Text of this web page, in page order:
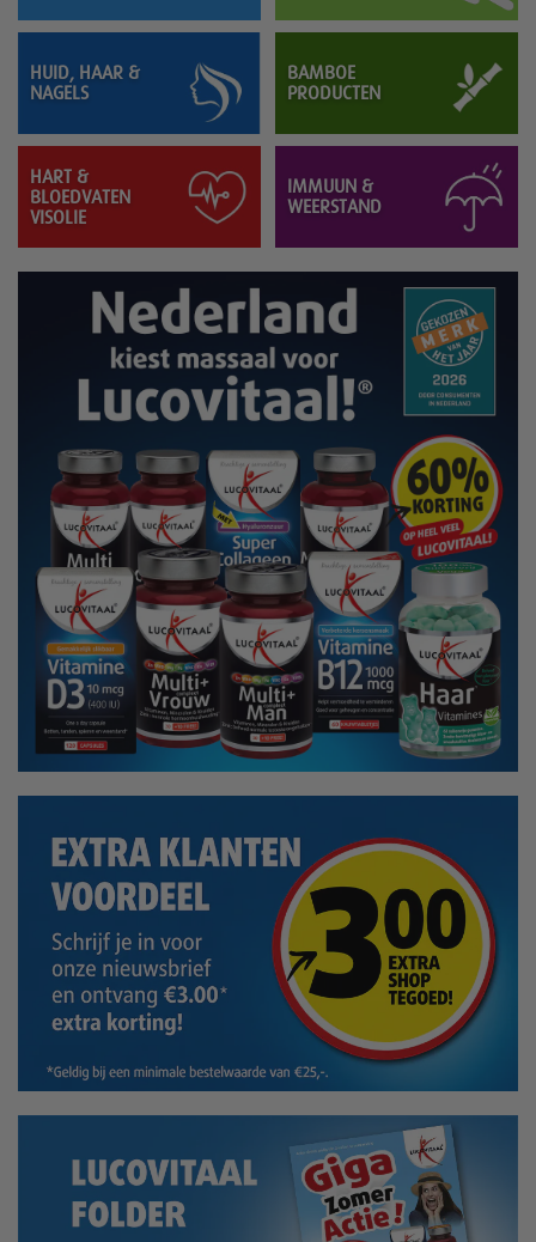
HUID, HAAR &
NAGELS
BAMBOE
PRODUCTEN
HART &
BLOEDVATEN
VISOLIE
IMMUUN &
WEERSTAND